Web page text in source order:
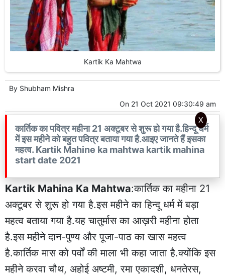
Kartik Ka Mahtwa
By Shubham Mishra
On 21 Oct 2021 09:30:49 am
कार्तिक का पवित्र महीना 21 अक्टूबर से शुरू हो गया है.हिन्दू धर्म
में इस महीने को बहुत पवित्र बताया गया है.आइए जानते हैं इसका
महत्व. Kartik Mahine ka mahtwa kartik mahina
start date 2021
Kartik Mahina Ka Mahtwa:कार्तिक का महीना 21
अक्टूबर से शुरू हो गया है.इस महीने का हिन्दू धर्म में बड़ा
महत्व बताया गया है.यह चातुर्मास का आख़री महीना होता
है.इस महीने दान-पुण्य और पूजा-पाठ का खास महत्व
है.कार्तिक मास को पर्वों की माला भी कहा जाता है.क्योंकि इस
महीने करवा चौथ, अहोई अष्टमी, रमा एकादशी, धनतेरस,
X